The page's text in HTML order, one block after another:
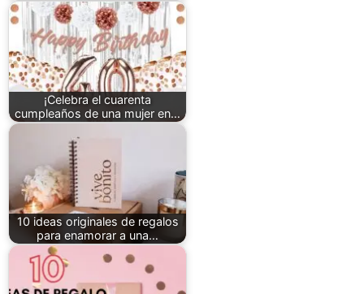
¡Celebra el cuarenta
cumpleaños de una mujer en…
10 ideas originales de regalos
para enamorar a una…